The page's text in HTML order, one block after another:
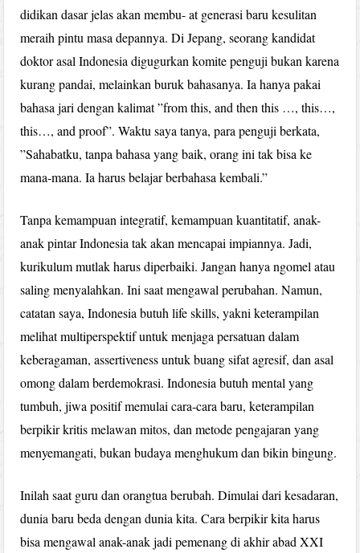
didikan dasar jelas akan membu- at generasi baru kesulitan
meraih pintu masa depannya. Di Jepang, seorang kandidat
doktor asal Indonesia digugurkan komite penguji bukan karena
kurang pandai, melainkan buruk bahasanya. Ia hanya pakai
bahasa jari dengan kalimat ”from this, and then this …, this…,
this…, and proof”. Waktu saya tanya, para penguji berkata,
”Sahabatku, tanpa bahasa yang baik, orang ini tak bisa ke
mana-mana. Ia harus belajar berbahasa kembali.”
Tanpa kemampuan integratif, kemampuan kuantitatif, anak-
anak pintar Indonesia tak akan mencapai impiannya. Jadi,
kurikulum mutlak harus diperbaiki. Jangan hanya ngomel atau
saling menyalahkan. Ini saat mengawal perubahan. Namun,
catatan saya, Indonesia butuh life skills, yakni keterampilan
melihat multiperspektif untuk menjaga persatuan dalam
keberagaman, assertiveness untuk buang sifat agresif, dan asal
omong dalam berdemokrasi. Indonesia butuh mental yang
tumbuh, jiwa positif memulai cara-cara baru, keterampilan
berpikir kritis melawan mitos, dan metode pengajaran yang
menyemangati, bukan budaya menghukum dan bikin bingung.
Inilah saat guru dan orangtua berubah. Dimulai dari kesadaran,
dunia baru beda dengan dunia kita. Cara berpikir kita harus
bisa mengawal anak-anak jadi pemenang di akhir abad XXI